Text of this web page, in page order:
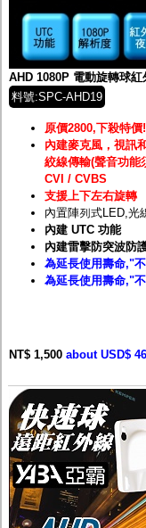
多路攝影機單軸傳輸
監聽器.麥克風
網路設備
視訊轉換設備
雙絞線傳輸器
雜訊改善器
分配放大器
網路線用水晶頭
網路線
懶人線.同軸線.花線
線頭.插座.延長線
集線盒.防水盒.配線盒
變壓器.避雷器
轉接頭
偽裝嚇阻假監視器.
行車紀錄器.車用插座
AHD 1080P 電動旋轉球
料號:SPC-AHD19
原價2800,下殺特價
內建麥克風，視訊
絞線傳輸(聲音功
CVI / CVBS
支援上下左右旋轉
內置陣列式LED,光
內建 UTC 功能
內建雷擊防突波防
為延長使用壽命,"
為延長使用壽命,"
NT$ 1,500 about USD$